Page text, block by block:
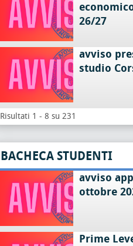
26/27
avviso
studio
Risultati 1 - 8 su 231
BACHECA STUDENTI
avviso
ottobre
Prime